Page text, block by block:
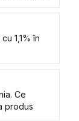
1,1% în
Ce
produs